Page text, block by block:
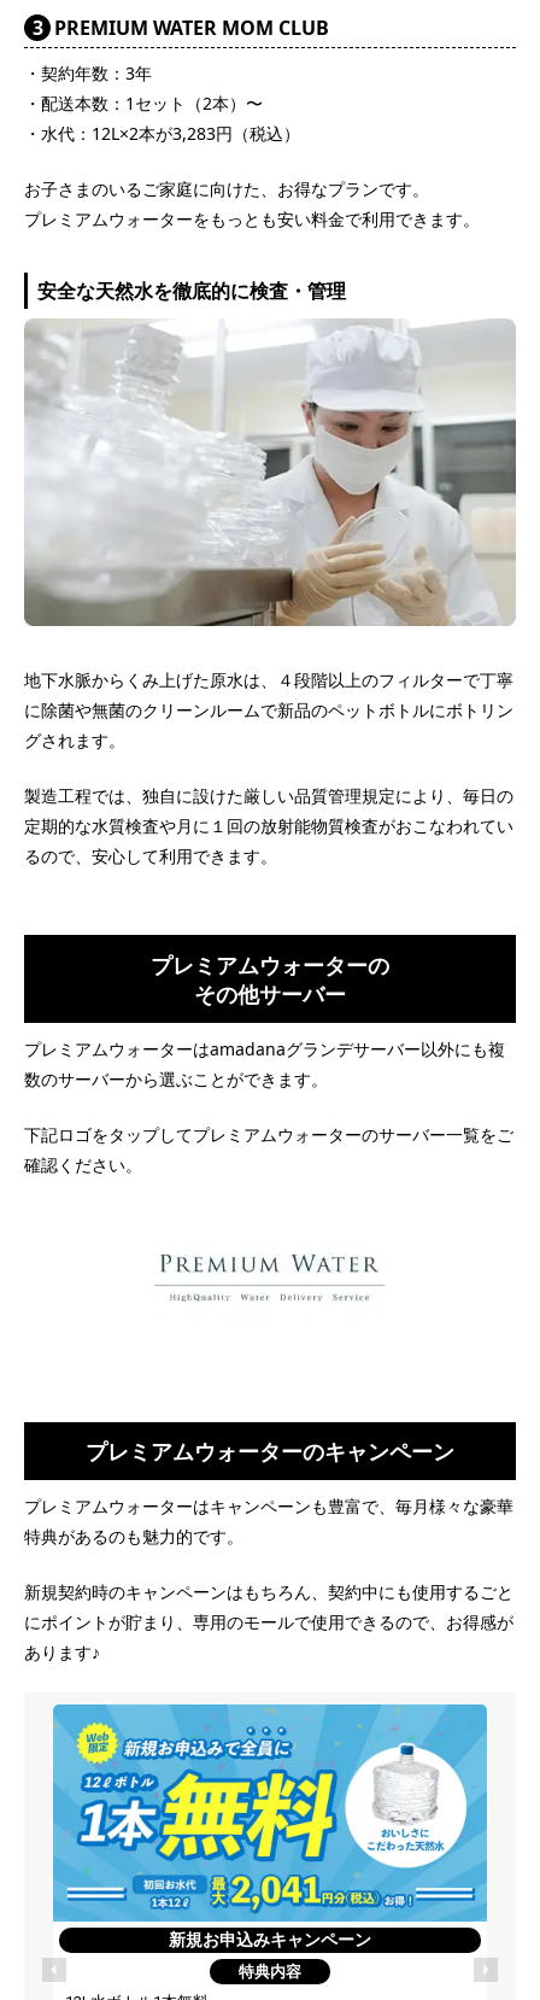
3 PREMIUM WATER MOM CLUB
・契約年数：3年
・配送本数：1セット（2本）〜
・水代：12L×2本が3,283円（税込）
お子さまのいるご家庭に向けた、お得なプランです。
プレミアムウォーターをもっとも安い料金で利用できます。
安全な天然水を徹底的に検査・管理
地下水脈からくみ上げた原水は、４段階以上のフィルターで丁寧
に除菌や無菌のクリーンルームで新品のペットボトルにボトリン
グされます。
製造工程では、独自に設けた厳しい品質管理規定により、毎日の
定期的な水質検査や月に１回の放射能物質検査がおこなわれてい
るので、安心して利用できます。
プレミアムウォーターの
その他サーバー
プレミアムウォーターはamadanaグランデサーバー以外にも複
数のサーバーから選ぶことができます。
下記ロゴをタップしてプレミアムウォーターのサーバー一覧をご
確認ください。
プレミアムウォーターのキャンペーン
プレミアムウォーターはキャンペーンも豊富で、毎月様々な豪華
特典があるのも魅力的です。
新規契約時のキャンペーンはもちろん、契約中にも使用するごと
にポイントが貯まり、専用のモールで使用できるので、お得感が
あります♪
新規お申込みキャンペーン
特典内容